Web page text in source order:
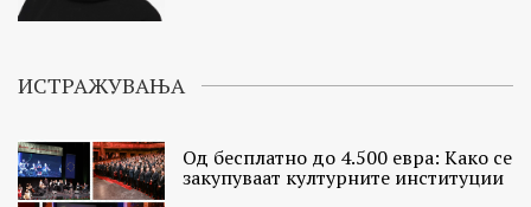
ИСТРАЖУВАЊА
Од бесплатно до 4.500 евра: Како се
закупуваат културните институции